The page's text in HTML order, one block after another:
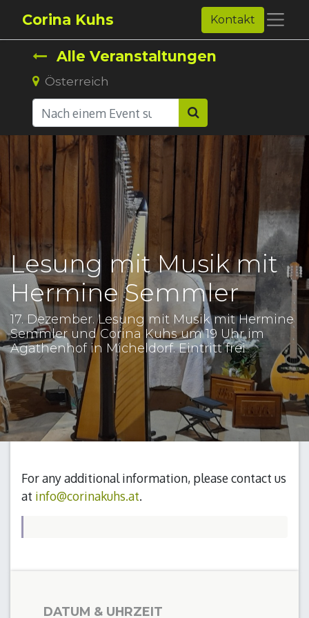
Corina Kuhs Kontakt
Alle Veranstaltungen
Österreich
Lesung mit Musik mit
Hermine Semmler
17. Dezember. Lesung mit Musik mit Hermine
Semmler und Corina Kuhs um 19 Uhr im
Agathenhof in Micheldorf. Eintritt frei
For any additional information, please contact us
at info@corinakuhs.at.
DATUM & UHRZEIT